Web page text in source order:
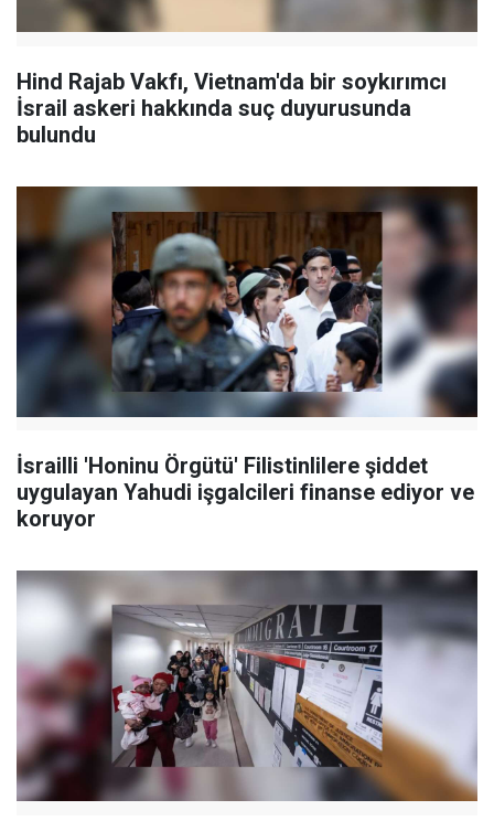
Hind Rajab Vakfı, Vietnam'da bir soykırımcı
İsrail askeri hakkında suç duyurusunda
bulundu
İsrailli 'Honinu Örgütü' Filistinlilere şiddet
uygulayan Yahudi işgalcileri finanse ediyor ve
koruyor